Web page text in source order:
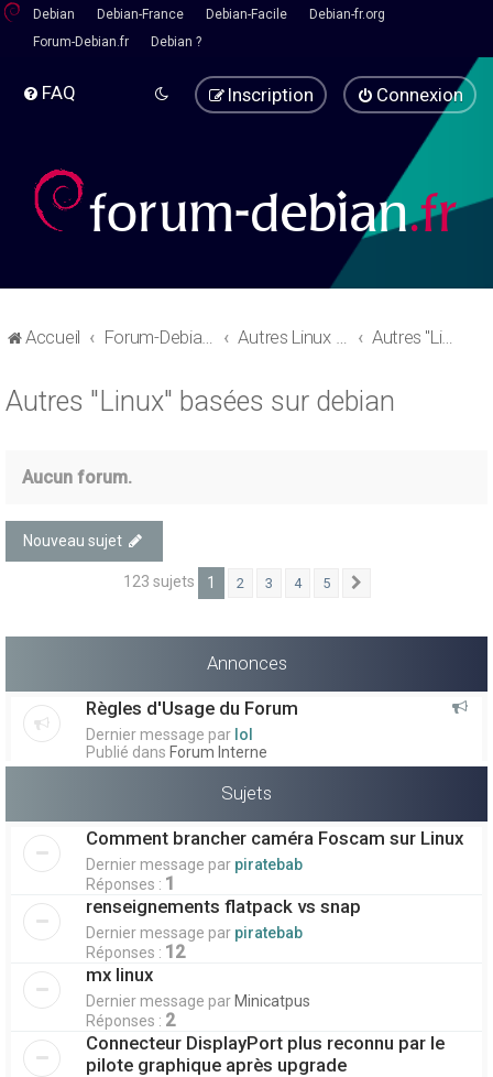
Debian Debian-France Debian-Facile
Debian-fr.org
Forum-Debian.fr
Debian ?
FAQ Connexion
Inscription
Accueil Forum-Debian.fr Autres Linux - Pause café Autres "Linux" basées sur debian
Autres "Linux" basées sur debian
Aucun forum.
Nouveau sujet
123 sujets 1 2 3 4 5
Annonces
Règles d'Usage du Forum
Dernier message par lol
Publié dans Forum Interne
Sujets
Comment brancher caméra Foscam sur Linux
Dernier message par piratebab
Réponses : 1
renseignements flatpack vs snap
Dernier message par piratebab
Réponses : 12
mx linux
Dernier message par Minicatpus
Réponses : 2
Connecteur DisplayPort plus reconnu par le
pilote graphique après upgrade